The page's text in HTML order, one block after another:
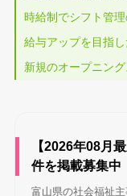
時給制でシフト管
給与アップを目指
新規のオープニン
【2026年08月
件を掲載募集中
富山県の社会福祉